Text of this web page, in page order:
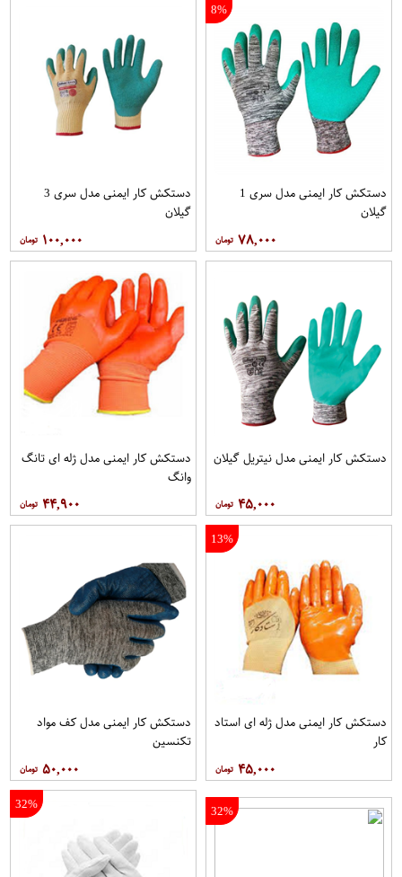
8%
دستکش کار ایمنی مدل سری 1
گیلان
۷۸,۰۰۰
دستکش کار ایمنی مدل سری 3
گیلان
۱۰۰,۰۰۰
دستکش کار ایمنی مدل نیتریل گیلان
۴۵,۰۰۰
دستکش کار ایمنی مدل ژله ای تانگ
وانگ
۴۴,۹۰۰
13%
دستکش کار ایمنی مدل ژله ای استاد
کار
۴۵,۰۰۰
دستکش کار ایمنی مدل کف مواد
تکنسین
۵۰,۰۰۰
32%
32%